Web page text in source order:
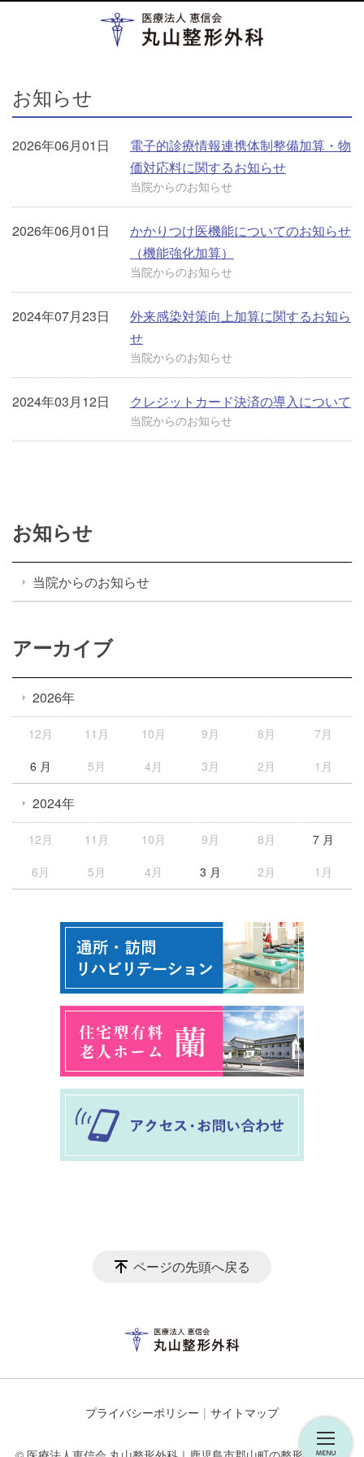
お知らせ
電子的診療情報連携体制整備加算・物
価対応料に関するお知らせ
2026年06月01日
当院からのお知らせ
かかりつけ医機能についてのお知らせ
（機能強化加算）
2026年06月01日
当院からのお知らせ
外来感染対策向上加算に関するお知ら
せ
2024年07月23日
当院からのお知らせ
クレジットカード決済の導入について
2024年03月12日
当院からのお知らせ
お知らせ
当院からのお知らせ
アーカイブ
2026年
12月 11月 10月 9月 8月 7月
6 月 5月 4月 3月 2月 1月
2024年
12月 11月 10月 9月 8月 7 月
6月 5月 4月 3 月 2月 1月
ページの先頭へ戻る
プライバシーポリシー サイトマップ